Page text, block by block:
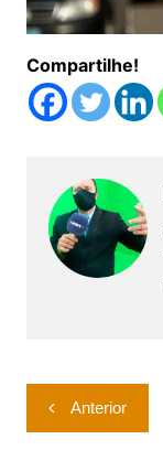
Compartilhe!
Navegação
de
Anterior